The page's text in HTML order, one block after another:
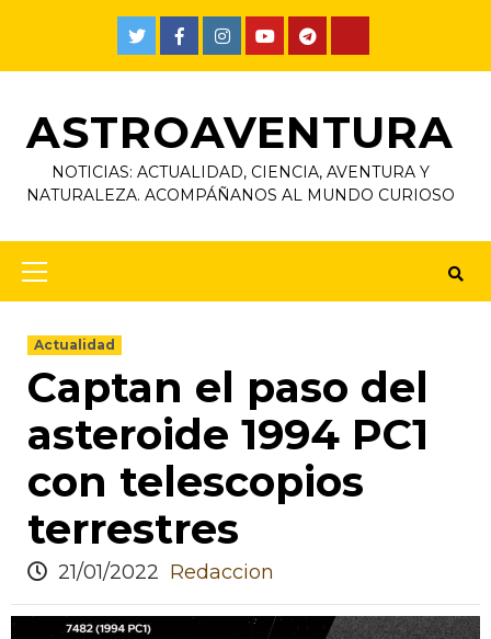
ASTROAVENTURA
NOTICIAS: ACTUALIDAD, CIENCIA, AVENTURA Y
NATURALEZA. ACOMPÁÑANOS AL MUNDO CURIOSO
Actualidad
Captan el paso del
asteroide 1994 PC1
con telescopios
terrestres
21/01/2022 Redaccion